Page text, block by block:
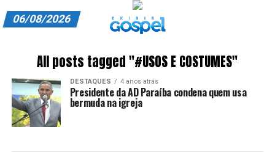
ASSINE
CARRINHO
06/08/2026
All posts tagged "#USOS E COSTUMES"
DESTAQUES 4 anos atrás
Presidente da AD Paraíba condena quem usa
bermuda na igreja